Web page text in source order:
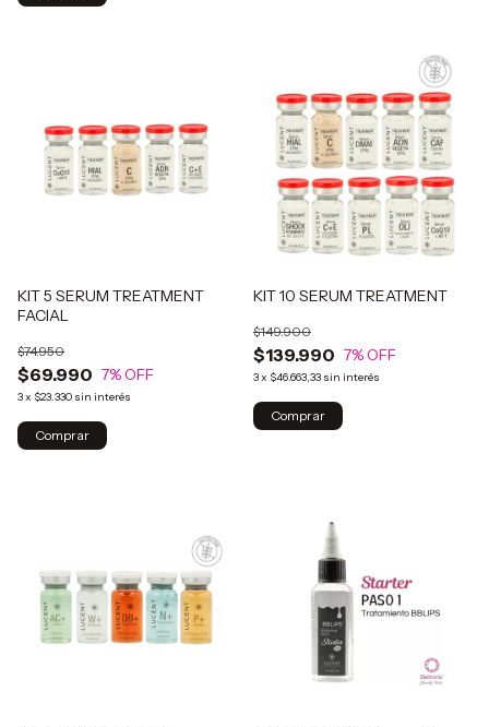
KIT 5 SERUM TREATMENT
FACIAL
$69.990
$74.950
7% OFF
3x $23.330 sin interés
KIT 10 SERUM TREATMENT
$139.990
$149.900
7% OFF
3x $46.663,33 sin interés